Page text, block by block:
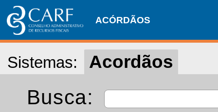
ACÓRDÃOS
Sistemas: Acordãos
Busca: